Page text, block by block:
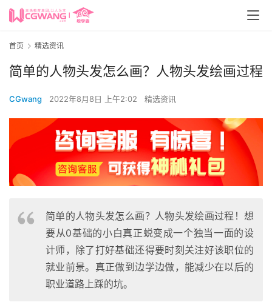
首页 精选资讯
简单的人物头发怎么画？人物头发绘画过程
CGwang 2022年8月8日 上午2:02 精选资讯
简单的人物头发怎么画？人物头发绘画过程！想
要从0基础的小白真正蜕变成一个独当一面的设
计师，除了打好基础还得要时刻关注好该职位的
就业前景。真正做到边学边做，能减少在以后的
职业道路上踩的坑。